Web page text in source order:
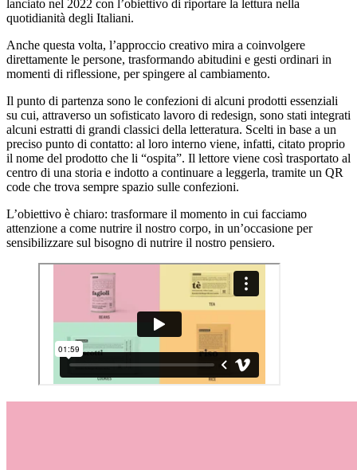
lanciato nel 2022 con l’obiettivo di riportare la lettura nella
quotidianità degli Italiani.
Anche questa volta, l’approccio creativo mira a coinvolgere
direttamente le persone, trasformando abitudini e gesti ordinari in
momenti di riflessione, per spingere al cambiamento.
Il punto di partenza sono le confezioni di alcuni prodotti essenziali
su cui, attraverso un sofisticato lavoro di redesign, sono stati integrati
alcuni estratti di grandi classici della letteratura. Scelti in base a un
preciso punto di contatto: al loro interno viene, infatti, citato proprio
il nome del prodotto che li “ospita”. Il lettore viene così trasportato al
centro di una storia e indotto a continuare a leggerla, tramite un QR
code che trova sempre spazio sulle confezioni.
L’obiettivo è chiaro: trasformare il momento in cui facciamo
attenzione a come nutrire il nostro corpo, in un’occasione per
sensibilizzare sul bisogno di nutrire il nostro pensiero.